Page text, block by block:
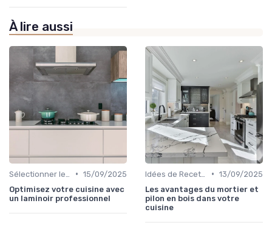
À lire aussi
• 15/09/2025
Optimisez votre cuisine avec
un laminoir professionnel
• 13/09/2025
Les avantages du mortier et
pilon en bois dans votre
cuisine